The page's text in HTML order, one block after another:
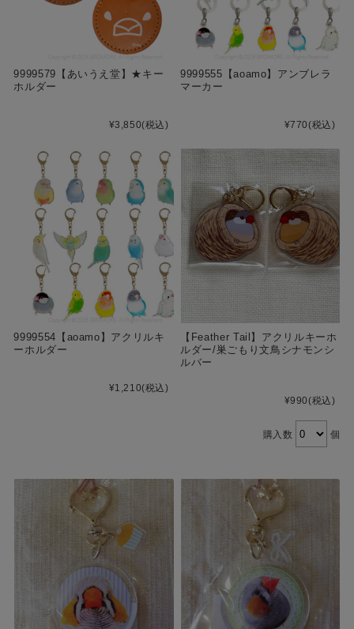
9999579【あいうえ堂】★キー
ホルダー
¥3,850(税込)
9999555【aoamo】アンブレラ
マーカー
¥770(税込)
9999554【aoamo】アクリルキ
ーホルダー
¥1,210(税込)
【Feather Tail】アクリルキーホ
ルダー/巣ごもり文鳥シナモンシ
ルバー
¥990(税込)
購入数 個